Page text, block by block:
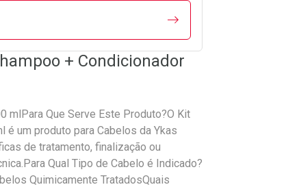
+ Condicionador
mlPara Que Serve Este Produto?O Kit
é um produto para Cabelos da Ykas
de tratamento, finalização ou
Qual Tipo de Cabelo é Indicado?
Quimicamente TratadosQuais